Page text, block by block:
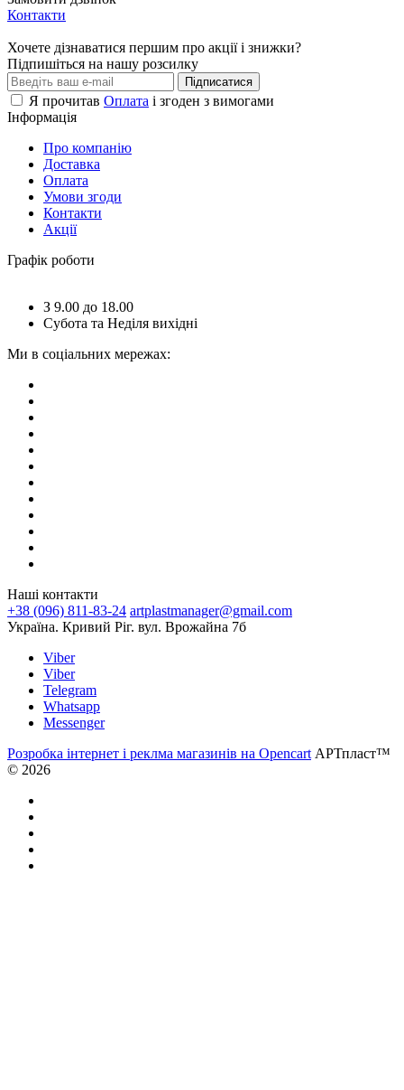
Контакти
Хочете дізнаватися першим про акції і знижки?
Підпишіться на нашу розсилку
Підписатися
Я прочитав Оплата і згоден з вимогами
Інформація
Про компанію
Доставка
Оплата
Умови згоди
Контакти
Акції
Графік роботи
З 9.00 до 18.00
Субота та Неділя вихідні
Ми в соціальних мережах:
Наші контакти
+38 (096) 811-83-24 artplastmanager@gmail.com
Україна. Кривий Ріг. вул. Врожайна 7б
Viber
Viber
Telegram
Whatsapp
Messenger
Розробка інтернет і реклма магазинів на Opencart АРТпласт™
© 2026